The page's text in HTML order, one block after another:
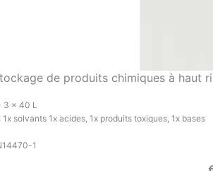
de produits chimiques à haut
3 x 40 L
solvants 1x acides, 1x produits toxiques, 1x bases
1